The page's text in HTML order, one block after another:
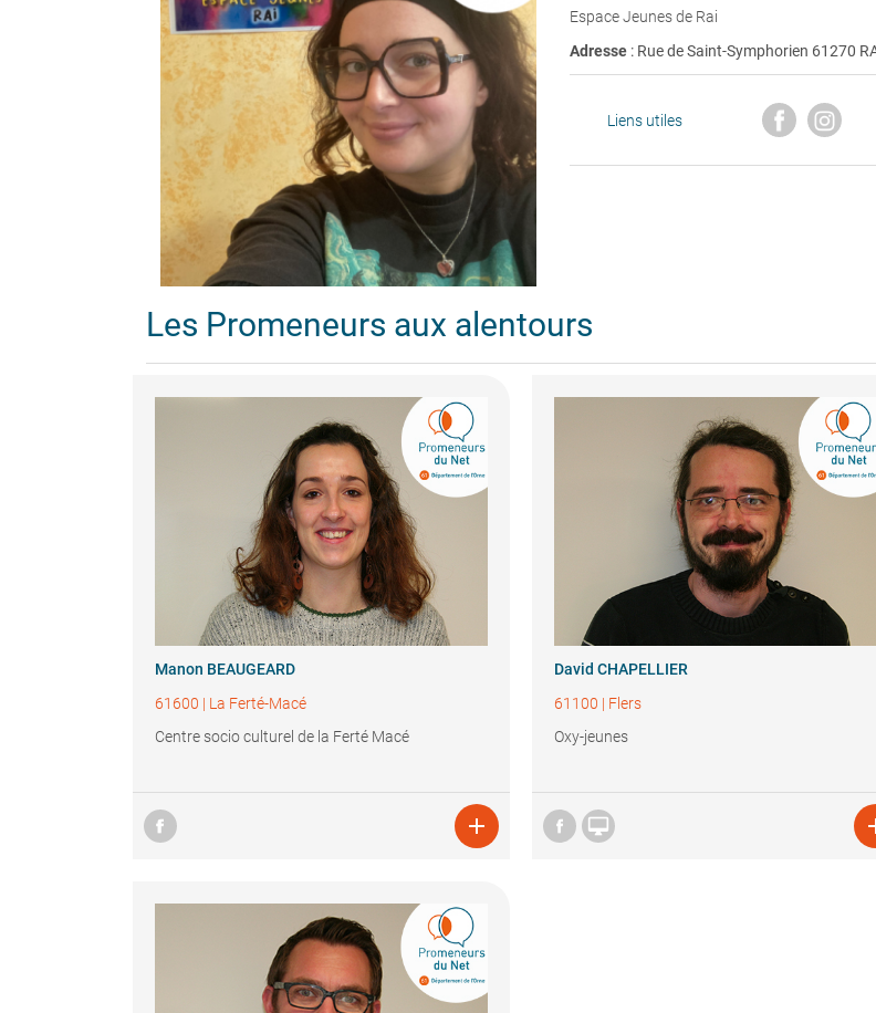
Espace Jeunes de Rai
Adresse : Rue de Saint-Symphorien 61270
Liens utiles
Les Promeneurs aux alentours
Manon BEAUGEARD
61600 | La Ferté-Macé
Centre socio culturel de la Ferté Macé

David CHAPELLIER
61100 | Flers
Oxy-jeunes
